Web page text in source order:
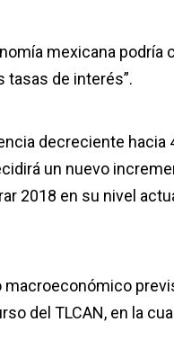
mexicana podría
tasas de interés”.
decreciente hacia
un nuevo
2018 en su nivel
del TLCAN, en la